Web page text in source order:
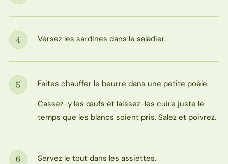
Étape
4 Versez les sardines dans le saladier.
Étape
5
Faites chauffer le beurre dans une petite poêle.
Cassez-y les œufs et laissez-les cuire juste le
temps que les blancs soient pris. Salez et poivrez.
6 Servez le tout dans les assiettes.